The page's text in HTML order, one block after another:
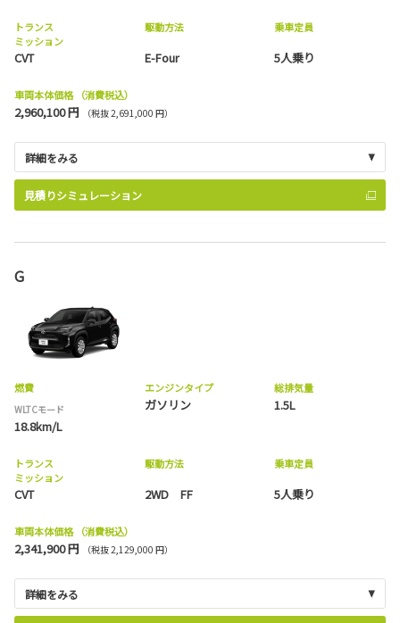
トランス
ミッション
CVT
駆動方法
E-Four
乗車定員
5人乗り
車両本体価格 （消費税込）
2,960,100 円 （税抜 2,691,000 円）
詳細をみる
見積りシミュレーション
G
燃費
WLTCモード
18.8km/L
エンジンタイプ
ガソリン
総排気量
1.5L
トランス
ミッション
CVT
駆動方法
2WD FF
乗車定員
5人乗り
車両本体価格 （消費税込）
2,341,900 円 （税抜 2,129,000 円）
詳細をみる